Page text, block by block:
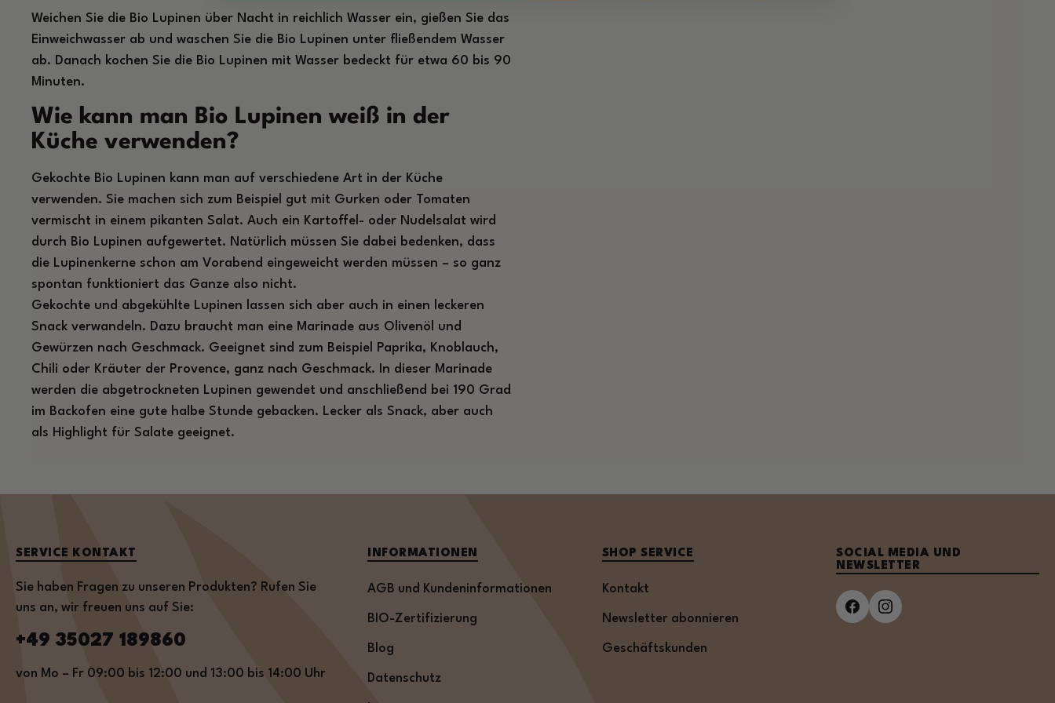
Weichen Sie die Bio Lupinen über Nacht in reichlich Wasser ein, gießen Sie das
Einweichwasser ab und waschen Sie die Bio Lupinen unter fließendem Wasser
ab. Danach kochen Sie die Bio Lupinen mit Wasser bedeckt für etwa 60 bis 90
Minuten.
Wie kann man Bio Lupinen weiß in der
Küche verwenden?
Gekochte Bio Lupinen kann man auf verschiedene Art in der Küche
verwenden. Sie machen sich zum Beispiel gut mit Gurken oder Tomaten
vermischt in einem pikanten Salat. Auch ein Kartoffel- oder Nudelsalat wird
durch Bio Lupinen aufgewertet. Natürlich müssen Sie dabei bedenken, dass
die Lupinenkerne schon am Vorabend eingeweicht werden müssen – so ganz
spontan funktioniert das Ganze also nicht.
Gekochte und abgekühlte Lupinen lassen sich aber auch in einen leckeren
Snack verwandeln. Dazu braucht man eine Marinade aus Olivenöl und
Gewürzen nach Geschmack. Geeignet sind zum Beispiel Paprika, Knoblauch,
Chili oder Kräuter der Provence, ganz nach Geschmack. In dieser Marinade
werden die abgetrockneten Lupinen gewendet und anschließend bei 190 Grad
im Backofen eine gute halbe Stunde gebacken. Lecker als Snack, aber auch
als Highlight für Salate geeignet.
SERVICE KONTAKT
Sie haben Fragen zu unseren Produkten? Rufen Sie
uns an, wir freuen uns auf Sie:
+49 35027 189860
von Mo – Fr 09:00 bis 12:00 und 13:00 bis 14:00 Uhr
INFORMATIONEN
AGB und Kundeninformationen
BIO-Zertifizierung
Blog
Datenschutz
SHOP SERVICE
Kontakt
Newsletter abonnieren
Geschäftskunden
SOCIAL MEDIA UND
NEWSLETTER